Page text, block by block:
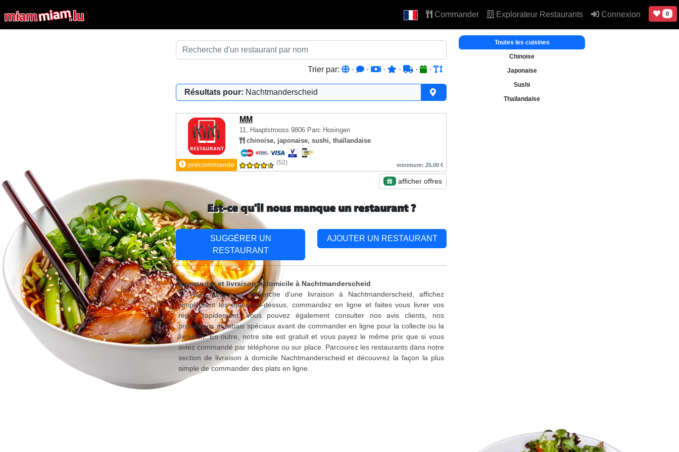
Commander Explorateur Restaurants Connexion 0
Trier par: · · · · · ·
Résultats pour: Nachtmanderscheid
MM
11, Haaptstrooss 9806 Parc Hosingen
chinoise, japonaise, sushi, thaïlandaise
précommande (52) minimum: 25.00 €
afficher offres
Toutes les cuisines
Chinoise
Japonaise
Sushi
Thaïlandaise
Est-ce qu'il nous manque un restaurant ?
SUGGÉRER UN
RESTAURANT
AJOUTER UN RESTAURANT
A emporter et livraison à domicile à Nachtmanderscheid
Si vous êtes à la recherche d'une livraison à Nachtmanderscheid, affichez
simplement les menus ci-dessus, commandez en ligne et faites vous livrer vos
repas rapidement. Vous pouvez également consulter nos avis clients, nos
promotions et rabais spéciaux avant de commander en ligne pour la collecte ou la
livraison. En outre, notre site est gratuit et vous payez le même prix que si vous
aviez commandé par téléphone ou sur place. Parcourez les restaurants dans notre
section de livraison à domicile Nachtmanderscheid et découvrez la façon la plus
simple de commander des plats en ligne.